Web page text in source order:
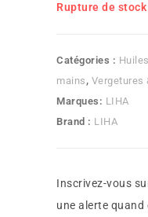
Rupture de stock
Catégories :
mains , Vergetures
Marques: LIHA
Brand : LIHA
Inscrivez-vous
une alerte quand